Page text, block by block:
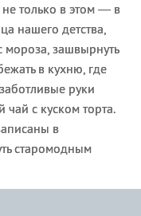
только в этом — в
нашего детства,
зашвырнуть
в кухню, где
руки
с куском торта.
в
старомодным